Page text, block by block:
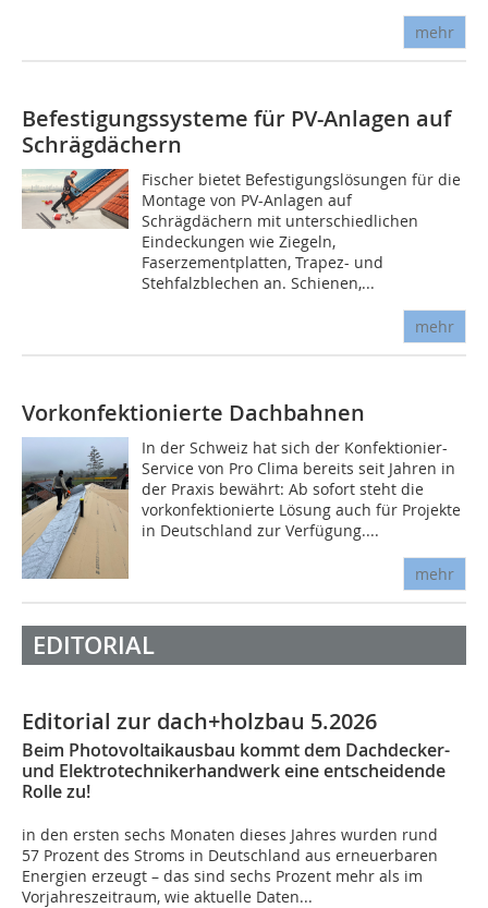
mehr
Befestigungssysteme für PV-Anlagen auf
Schrägdächern
Fischer bietet Befestigungslösungen für die
Montage von PV-Anlagen auf
Schrägdächern mit unterschiedlichen
Eindeckungen wie Ziegeln,
Faserzementplatten, Trapez- und
Stehfalzblechen an. Schienen,...
mehr
Vorkonfektionierte Dachbahnen
In der Schweiz hat sich der Konfektionier-
Service von Pro Clima bereits seit Jahren in
der Praxis bewährt: Ab sofort steht die
vorkonfektionierte Lösung auch für Projekte
in Deutschland zur Verfügung....
mehr
EDITORIAL
Editorial zur dach+holzbau 5.2026
Beim Photovoltaikausbau kommt dem Dachdecker-
und Elektrotechnikerhandwerk eine entscheidende
Rolle zu!
in den ersten sechs Monaten dieses Jahres wurden rund
57 Prozent des Stroms in Deutschland aus erneuerbaren
Energien erzeugt – das sind sechs Prozent mehr als im
Vorjahreszeitraum, wie aktuelle Daten...